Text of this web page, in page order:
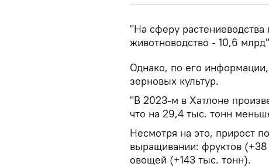
"На сферу
животноводство - 10,6
Однако, по его
зерновых культур.
"В 2023-м в Хатлоне
что на 29,4 тыс. тонн
Несмотря на это, прирост
выращивании: фруктов
овощей (+143 тыс. тонн).